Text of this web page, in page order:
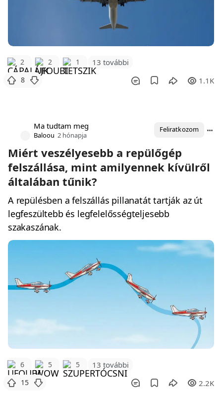
2 2 1 13 további
8 1.1K
Ma tudtam meg
Baloou 2 hónapja
Feliratkozom
Miért veszélyesebb a repülőgép
felszállása, mint amilyennek kívülről
általában tűnik?
A repülésben a felszállás pillanatát tartják az út
legfeszültebb és legfelelősségteljesebb
szakaszának.
6 5 5 13 további
15 2.2K